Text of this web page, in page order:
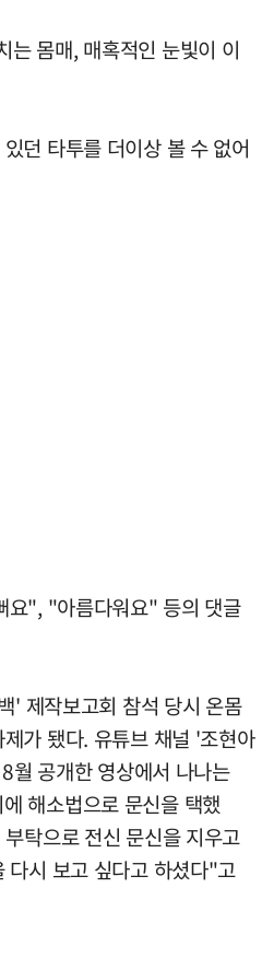
는 몸매, 매혹적인 눈빛이 이
던 타투를 더이상 볼 수 없어
요", "아름다워요" 등의 댓글
' 제작보고회 참석 당시 온몸
가 됐다. 유튜브 채널 '조현아
공개한 영상에서 나나는
해소법으로 문신을 택했
탁으로 전신 문신을 지우고
다시 보고 싶다고 하셨다"고